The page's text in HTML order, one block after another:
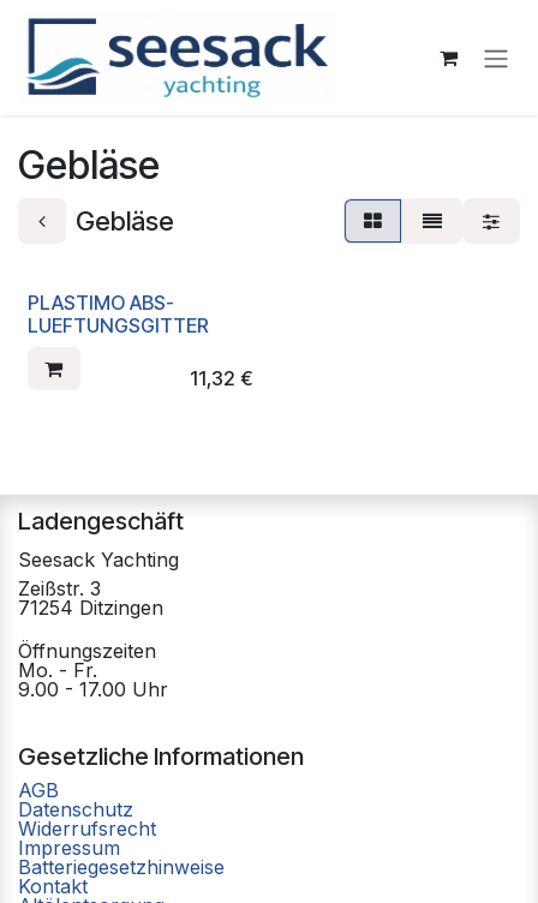
Zum Inhalt springen
Gebläse
Gebläse
PLASTIMO ABS-
LUEFTUNGSGITTER
11,32 €
Ladengeschäft
Seesack Yachting
Zeißstr. 3
71254 Ditzingen
Öffnungszeiten
Mo. - Fr.
9.00 - 17.00 Uhr
Gesetzliche Informationen
AGB
Datenschutz
Widerrufsrecht
Impressum
Batteriegesetzhinweise
Kontakt